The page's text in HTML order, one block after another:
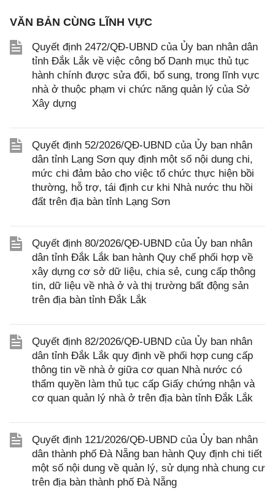
VĂN BẢN CÙNG LĨNH VỰC
Quyết định 2472/QĐ-UBND của Ủy ban nhân dân
tỉnh Đắk Lắk về việc công bố Danh mục thủ tục
hành chính được sửa đổi, bổ sung, trong lĩnh vực
nhà ở thuộc phạm vi chức năng quản lý của Sở
Xây dựng
Quyết định 52/2026/QĐ-UBND của Ủy ban nhân
dân tỉnh Lạng Sơn quy định một số nội dung chi,
mức chi đảm bảo cho việc tổ chức thực hiện bồi
thường, hỗ trợ, tái định cư khi Nhà nước thu hồi
đất trên địa bàn tỉnh Lạng Sơn
Quyết định 80/2026/QĐ-UBND của Ủy ban nhân
dân tỉnh Đắk Lắk ban hành Quy chế phối hợp về
xây dựng cơ sở dữ liệu, chia sẻ, cung cấp thông
tin, dữ liệu về nhà ở và thị trường bất động sản
trên địa bàn tỉnh Đắk Lắk
Quyết định 82/2026/QĐ-UBND của Ủy ban nhân
dân tỉnh Đắk Lắk quy định về phối hợp cung cấp
thông tin về nhà ở giữa cơ quan Nhà nước có
thẩm quyền làm thủ tục cấp Giấy chứng nhận và
cơ quan quản lý nhà ở trên địa bàn tỉnh Đắk Lắk
Quyết định 121/2026/QĐ-UBND của Ủy ban nhân
dân thành phố Đà Nẵng ban hành Quy định chi tiết
một số nội dung về quản lý, sử dụng nhà chung cư
trên địa bàn thành phố Đà Nẵng